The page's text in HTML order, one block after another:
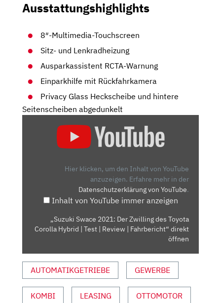
Ausstattungshighlights
8″-Multimedia-Touchscreen
Sitz- und Lenkradheizung
Ausparkassistent RCTA-Warnung
Einparkhilfe mit Rückfahrkamera
Privacy Glass Heckscheibe und hintere
Seitenscheiben abgedunkelt
COROLLA
REVIEW
FAHRBERICHT“
VON
Hier klicken, um den Inhalt von YouTube
anzuzeigen. Erfahre mehr in der
Datenschutzerklärung von YouTube.
Inhalt von YouTube immer anzeigen
„Suzuki Swace 2021: Der Zwilling des Toyota
Corolla Hybrid | Test | Review | Fahrbericht“ direkt
öffnen
AUTOMATIKGETRIEBE GEWERBE
KOMBI LEASING OTTOMOTOR